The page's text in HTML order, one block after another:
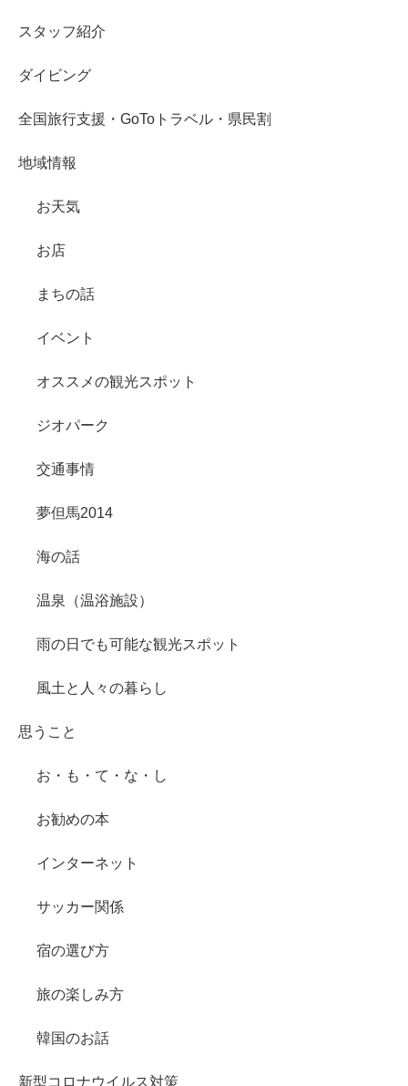
スタッフ紹介
ダイビング
全国旅行支援・GoToトラベル・県民割
地域情報
お天気
お店
まちの話
イベント
オススメの観光スポット
ジオパーク
交通事情
夢但馬2014
海の話
温泉（温浴施設）
雨の日でも可能な観光スポット
風土と人々の暮らし
思うこと
お・も・て・な・し
お勧めの本
インターネット
サッカー関係
宿の選び方
旅の楽しみ方
韓国のお話
新型コロナウイルス対策